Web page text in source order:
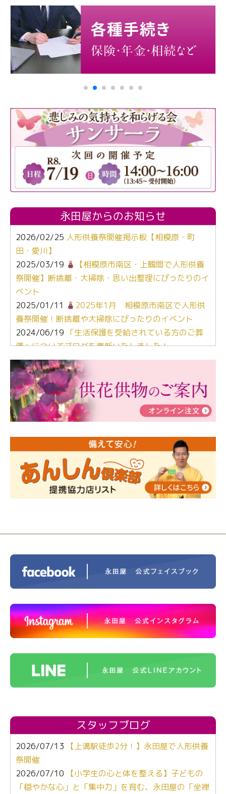
永田屋からのお知らせ
2026/02/25 人形供養祭開催掲示板【相模原・町
田・愛川】
2025/03/19
【相模原市南区・上鶴間で人形供養
祭開催】断捨離・大掃除・思い出整理にぴったりのイ
ベント
2025/01/11
2025年1月 相模原市南区で人形供
養祭開催！断捨離や大掃除にぴったりのイベント
2024/06/19 「生活保護を受給されている方のご葬
儀」についてブログを更新いたしました！
2024/03/06【終活なるほど教室】「マンガで学
ぶ！はじめてのお葬式」小さな家族葬ハウス®町田成
瀬 ご参加ありがとうございました！
2024/01/19令和6年能登半島地震災害の寄付のご報
告
人形供養 寄付のご報告
2023/12/16終活なるほど教室＠小さな家族葬ハウ
ス®上鶴間 エンディングノートを書いてみよう！
2023/11/29 永田屋創業110周年記念式典 レンブラ
ントホテル東京町田
スタッフブログ
2026/07/13
【上溝駅徒歩2分！】永田屋で人形供養
祭開催
2026/07/10
【小学生の心と体を整える】子どもの
「穏やかな心」と「集中力」を育む、永田屋の「坐禅